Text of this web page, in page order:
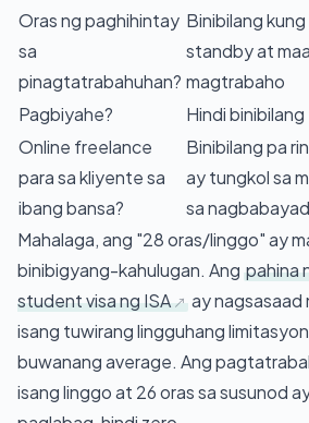
Oras ng paghihintay
sa
pinagtatrabahuhan?
Binibilang
standby at
magtrabaho
Pagbiyahe?
Hindi binibilang
Online freelance
para sa kliyente sa
ibang bansa?
Binibilang pa
ay tungkol sa
sa nagbabayad
Mahalaga, ang "28 oras/linggo" ay
binibigyang-kahulugan. Ang pahina
student visa ng ISA
ay nagsasaad
isang tuwirang lingguhang
buwanang average. Ang
isang linggo at 26 oras sa susunod